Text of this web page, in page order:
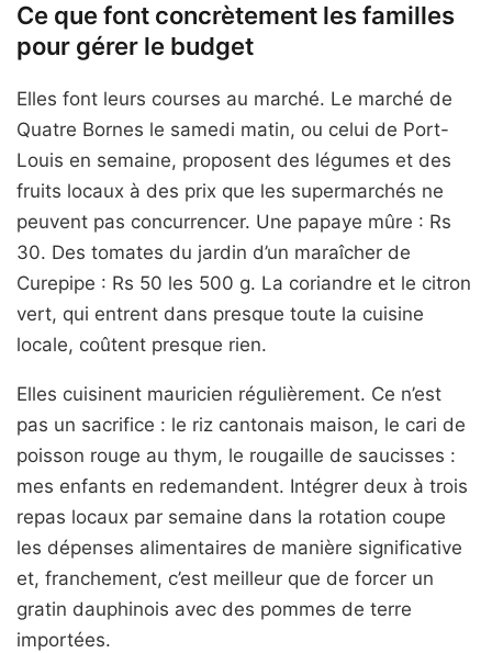
Ce que font concrètement les familles
pour gérer le budget
Elles font leurs courses au marché. Le marché de
Quatre Bornes le samedi matin, ou celui de Port-
Louis en semaine, proposent des légumes et des
fruits locaux à des prix que les supermarchés ne
peuvent pas concurrencer. Une papaye mûre : Rs
30. Des tomates du jardin d’un maraîcher de
Curepipe : Rs 50 les 500 g. La coriandre et le citron
vert, qui entrent dans presque toute la cuisine
locale, coûtent presque rien.
Elles cuisinent mauricien régulièrement. Ce n’est
pas un sacrifice : le riz cantonais maison, le cari de
poisson rouge au thym, le rougaille de saucisses :
mes enfants en redemandent. Intégrer deux à trois
repas locaux par semaine dans la rotation coupe
les dépenses alimentaires de manière significative
et, franchement, c’est meilleur que de forcer un
gratin dauphinois avec des pommes de terre
importées.